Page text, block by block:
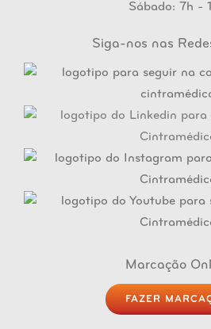
Sábado: 7h -
Siga-nos nas
Marcação
FAZER